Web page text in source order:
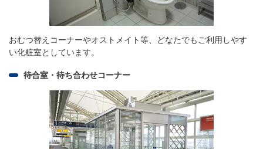
おむつ替えコーナーやオストメイト等、どなたでもご利用しやす
い化粧室としています。
待合室・待ち合わせコーナー